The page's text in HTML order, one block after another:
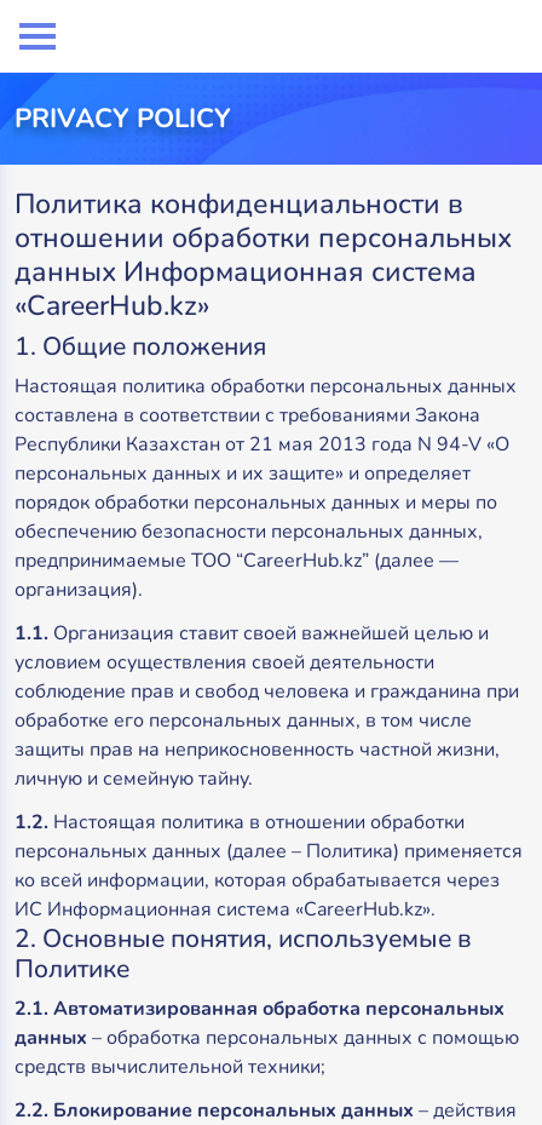
PRIVACY POLICY
Политика конфиденциальности в
отношении обработки персональных
данных Информационная система
«CareerHub.kz»
1. Общие положения
Настоящая политика обработки персональных данных
составлена в соответствии с требованиями Закона
Республики Казахстан от 21 мая 2013 года N 94-V «О
персональных данных и их защите» и определяет
порядок обработки персональных данных и меры по
обеспечению безопасности персональных данных,
предпринимаемые ТОО “CareerHub.kz” (далее —
организация).
1.1. Организация ставит своей важнейшей целью и
условием осуществления своей деятельности
соблюдение прав и свобод человека и гражданина при
обработке его персональных данных, в том числе
защиты прав на неприкосновенность частной жизни,
личную и семейную тайну.
1.2. Настоящая политика в отношении обработки
персональных данных (далее – Политика) применяется
ко всей информации, которая обрабатывается через
ИС Информационная система «CareerHub.kz».
2. Основные понятия, используемые в
Политике
2.1. Автоматизированная обработка персональных
данных – обработка персональных данных с помощью
средств вычислительной техники;
2.2. Блокирование персональных данных – действия